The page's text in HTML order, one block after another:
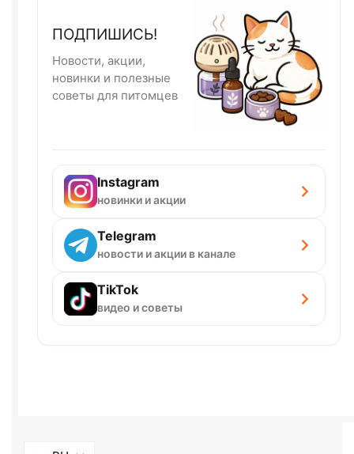
ПОДПИШИСЬ!
Новости, акции,
новинки и полезные
советы для питомцев
Instagram
новинки и акции
Telegram
новости и акции в канале
TikTok
видео и советы